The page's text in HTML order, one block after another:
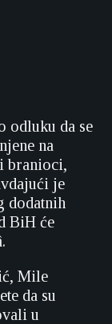
odluku da se
na
branioci,
je
dodatnih
BiH će
Mile
da su
u